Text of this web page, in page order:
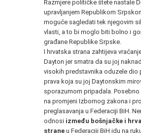
Razmjere političke štete nastale
upravljanjem Republikom
moguće sagledati tek njegovim
vlasti, a to bi moglo biti bolno i
građane Republike Srpske.
I hrvatska strana zahtijeva
Dayton jer smatra da su joj
visokih predstavnika oduzele dio
prava koja su joj Daytonskim
sporazumom pripadala. Posebno
na promjeni Izbornog zakona i
preglasavanja u Federaciji BiH.
odnosi između bošnjačke i
strane u Federaciji BiH idu na